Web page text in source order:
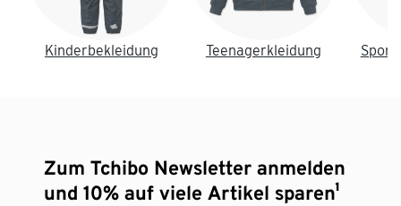
Kinderbekleidung Teenagerkleidung
Zum Tchibo Newsletter anmelden
und 10% auf viele Artikel sparen¹